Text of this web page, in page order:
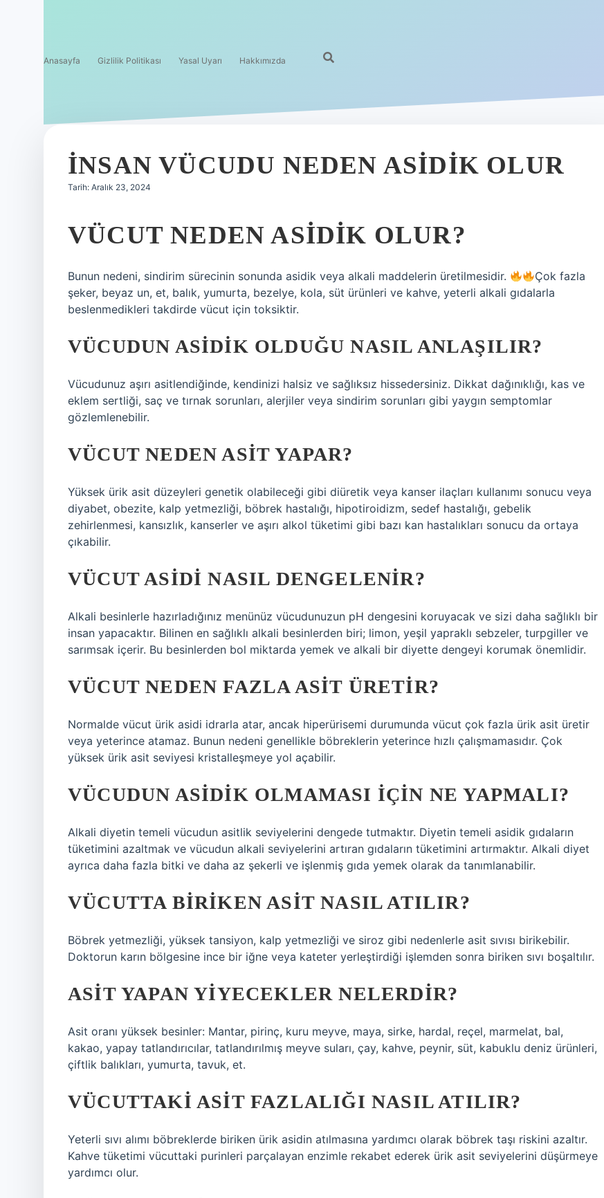
Anasayfa Gizlilik Politikası Yasal Uyarı Hakkımızda
İNSAN VÜCUDU NEDEN ASIDIK OLUR
Tarih: Aralık 23, 2024
VÜCUT NEDEN ASIDIK OLUR?
Bunun nedeni, sindirim sürecinin sonunda asidik veya alkali maddelerin üretilmesidir.
Çok fazla
şeker, beyaz un, et, balık, yumurta, bezelye, kola, süt ürünleri ve kahve, yeterli alkali gıdalarla
beslenmedikleri takdirde vücut için toksiktir.
VÜCUDUN ASIDIK OLDUĞU NASIL ANLAŞILIR?
Vücudunuz aşırı asitlendiğinde, kendinizi halsiz ve sağlıksız hissedersiniz. Dikkat dağınıklığı, kas ve
eklem sertliği, saç ve tırnak sorunları, alerjiler veya sindirim sorunları gibi yaygın semptomlar
gözlemlenebilir.
VÜCUT NEDEN ASIT YAPAR?
Yüksek ürik asit düzeyleri genetik olabileceği gibi diüretik veya kanser ilaçları kullanımı sonucu veya
diyabet, obezite, kalp yetmezliği, böbrek hastalığı, hipotiroidizm, sedef hastalığı, gebelik
zehirlenmesi, kansızlık, kanserler ve aşırı alkol tüketimi gibi bazı kan hastalıkları sonucu da ortaya
çıkabilir.
VÜCUT ASIDI NASIL DENGELENIR?
Alkali besinlerle hazırladığınız menünüz vücudunuzun pH dengesini koruyacak ve sizi daha sağlıklı bir
insan yapacaktır. Bilinen en sağlıklı alkali besinlerden biri; limon, yeşil yapraklı sebzeler, turpgiller ve
sarımsak içerir. Bu besinlerden bol miktarda yemek ve alkali bir diyette dengeyi korumak önemlidir.
VÜCUT NEDEN FAZLA ASIT ÜRETIR?
Normalde vücut ürik asidi idrarla atar, ancak hiperürisemi durumunda vücut çok fazla ürik asit üretir
veya yeterince atamaz. Bunun nedeni genellikle böbreklerin yeterince hızlı çalışmamasıdır. Çok
yüksek ürik asit seviyesi kristalleşmeye yol açabilir.
VÜCUDUN ASIDIK OLMAMASI IÇIN NE YAPMALI?
Alkali diyetin temeli vücudun asitlik seviyelerini dengede tutmaktır. Diyetin temeli asidik gıdaların
tüketimini azaltmak ve vücudun alkali seviyelerini artıran gıdaların tüketimini artırmaktır. Alkali diyet
ayrıca daha fazla bitki ve daha az şekerli ve işlenmiş gıda yemek olarak da tanımlanabilir.
VÜCUTTA BIRIKEN ASIT NASIL ATILIR?
Böbrek yetmezliği, yüksek tansiyon, kalp yetmezliği ve siroz gibi nedenlerle asit sıvısı birikebilir.
Doktorun karın bölgesine ince bir iğne veya kateter yerleştirdiği işlemden sonra biriken sıvı boşaltılır.
ASIT YAPAN YIYECEKLER NELERDIR?
Asit oranı yüksek besinler: Mantar, pirinç, kuru meyve, maya, sirke, hardal, reçel, marmelat, bal,
kakao, yapay tatlandırıcılar, tatlandırılmış meyve suları, çay, kahve, peynir, süt, kabuklu deniz ürünleri,
çiftlik balıkları, yumurta, tavuk, et.
VÜCUTTAKI ASIT FAZLALIĞI NASIL ATILIR?
Yeterli sıvı alımı böbreklerde biriken ürik asidin atılmasına yardımcı olarak böbrek taşı riskini azaltır.
Kahve tüketimi vücuttaki purinleri parçalayan enzimle rekabet ederek ürik asit seviyelerini düşürmeye
yardımcı olur.